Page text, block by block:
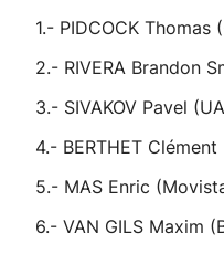
1.- PIDCOCK Thomas
2.- RIVERA Brandon
3.- SIVAKOV Pavel
4.- BERTHET Clément
5.- MAS Enric
6.- VAN GILS Maxim